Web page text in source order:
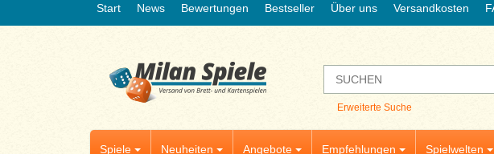
Start News Bewertungen Bestseller Über uns Versandkosten
Erweiterte Suche
Spiele Neuheiten Angebote Empfehlungen Spielwelten